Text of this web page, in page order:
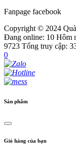
Fanpage facebook
Copyright © 2024
Đang online: 10 Hôm
9723 Tổng truy cập:
0
Sản phẩm
Giỏ hàng của bạn